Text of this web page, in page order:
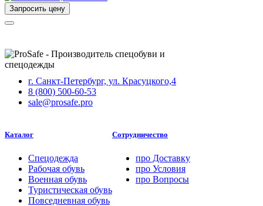
Запросить цену
г. Санкт-Петербург, ул. Красуцкого,4
8 (800) 500-60-53
sale@prosafe.pro
Каталог
Спецодежда
Рабочая обувь
Военная обувь
Туристическая обувь
Повседневная обувь
Сотрудничество
про Доставку
про Условия
про Вопросы